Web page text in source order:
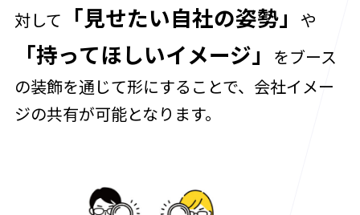
対して
「見せたい自社の姿勢」 や
「持ってほしいイメージ」
をブース
の装飾を通じて形にすることで、会社イメー
ジの共有が可能となります。